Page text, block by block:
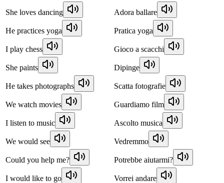
She loves dancing Adora ballare
He practices yoga Pratica yoga
I play chess Gioco a scacchi
She paints Dipinge
He takes photographs Scatta fotografie
We watch movies Guardiamo film
I listen to music Ascolto musica
We would see Vedremmo
Could you help me? Potrebbe aiutarmi?
I would like to go
Vorrei andare